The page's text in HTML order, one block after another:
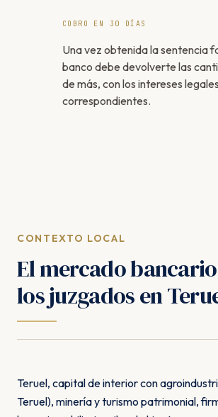
COBRO EN 30 DÍAS
Una vez obtenida la sentencia
banco debe devolverte las
de más, con los intereses legales
correspondientes.
CONTEXTO LOCAL
El mercado
los juzgados en
Teruel, capital de interior con
Teruel), minería y turismo patrimonial,